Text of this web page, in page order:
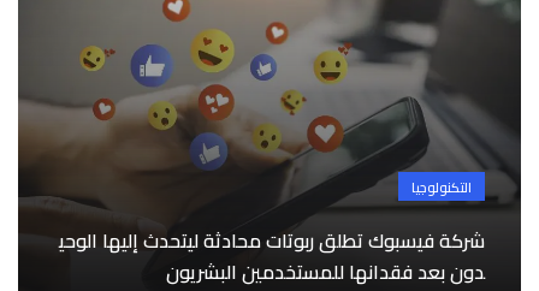
التكنولوجيا
شركة فيسبوك تطلق ربوتات محادثة ليتحدث إليها الوحي
دون بعد فقدانها للمستخدمين البشريون